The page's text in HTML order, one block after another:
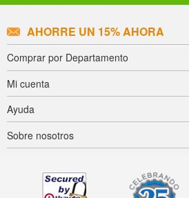
AHORRE UN 15% AHORA
Comprar por Departamento
Mi cuenta
Ayuda
Sobre nosotros